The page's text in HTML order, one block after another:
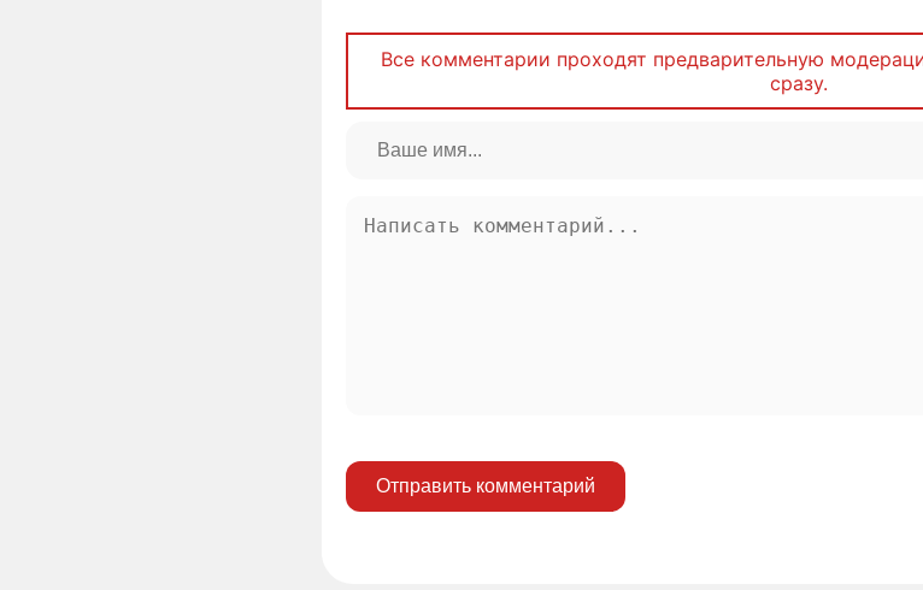
Все комментарии проходят предварительную
сразу.
Отправить комментарий